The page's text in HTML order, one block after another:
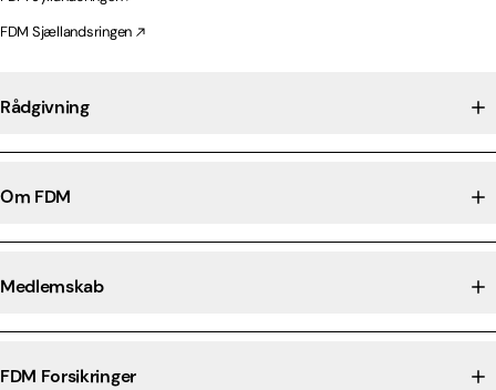
FDM Sjællandsringen
Rådgivning
Om FDM
Medlemskab
FDM Forsikringer